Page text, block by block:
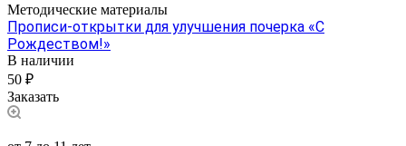
Методические материалы
Прописи-открытки для улучшения почерка «С
Рождеством!»
В наличии
50 ₽
Заказать